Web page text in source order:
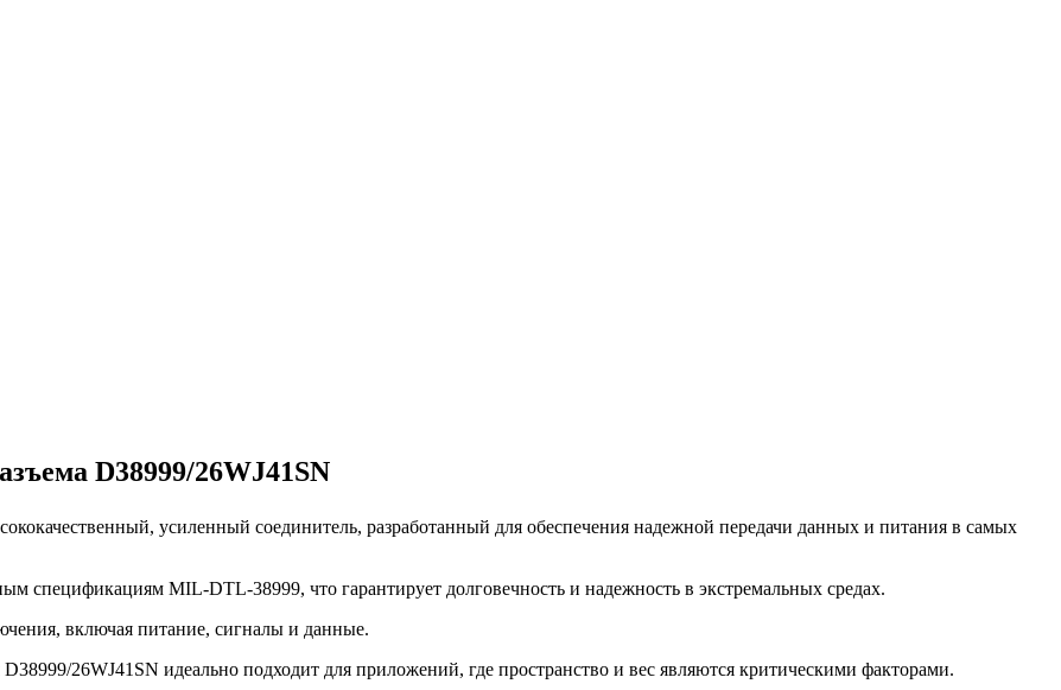
D38999/26WJ41SN
усиленный соединитель, разработанный для обеспечения надежной передачи данных и питания в самых
спецификациям MIL-DTL-38999, что гарантирует долговечность и надежность в экстремальных средах.
включая питание, сигналы и данные.
26WJ41SN идеально подходит для приложений, где пространство и вес являются критическими факторами.